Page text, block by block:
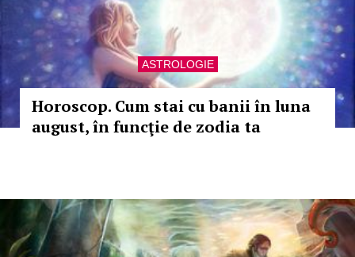
ASTROLOGIE
Horoscop. Cum stai cu banii în luna
august, în funcţie de zodia ta